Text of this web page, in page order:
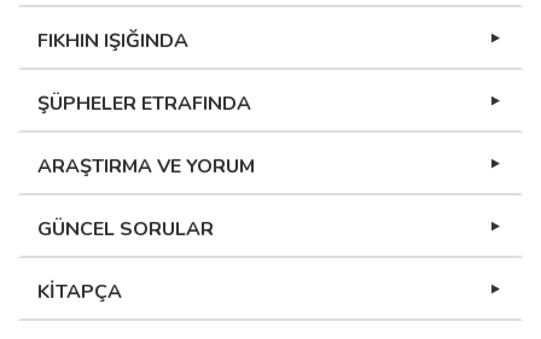
FIKHIN IŞIĞINDA
ŞÜPHELER ETRAFINDA
ARAŞTIRMA VE YORUM
GÜNCEL SORULAR
KİTAPÇA